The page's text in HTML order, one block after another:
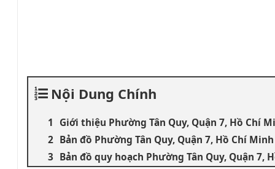
Nội Dung Chính
Giới thiệu Phường Tân Quy, Quận 7, Hồ Chí
Bản đồ Phường Tân Quy, Quận 7, Hồ Chí Minh
Bản đồ quy hoạch Phường Tân Quy, Quận 7,